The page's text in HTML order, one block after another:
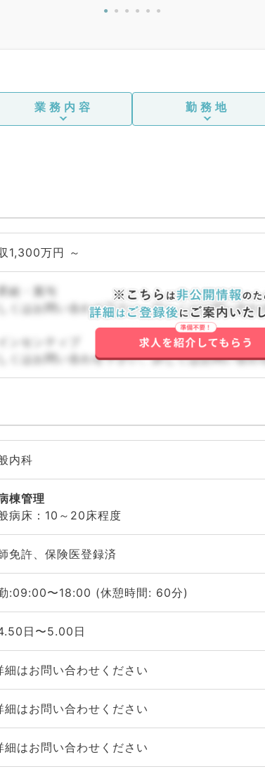
業務内容 勤務地
1,300万円 ～
給・賞与
しくはお問い合わせ下さい。詳しくはお問い合わ
インセンティブ
しくはお問い合わせ下さい。詳しくはお問い合わ
内科
棟管理
病床：10～20床程度
免許、保険医登録済
:09:00〜18:00 (休憩時間: 60分)
日〜5.00日
細はお問い合わせください
細はお問い合わせください
細はお問い合わせください